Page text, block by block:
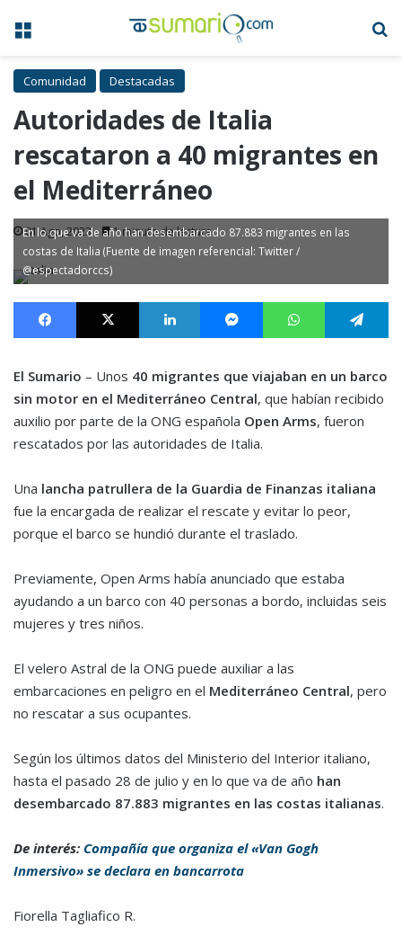
Menú
Comunidad Destacadas
Autoridades de Italia
rescataron a 40 migrantes en
el Mediterráneo
01 Ago, 2023 1 minuto de lectura
En lo que va de año han desembarcado 87.883 migrantes en las
costas de Italia (Fuente de imagen referencial: Twitter /
@espectadorccs)
Facebook X LinkedIn MessengerWhatsApp
El Sumario – Unos 40 migrantes que viajaban en un barco
sin motor en el Mediterráneo Central, que habían recibido
auxilio por parte de la ONG española Open Arms, fueron
rescatados por las autoridades de Italia.
Una lancha patrullera de la Guardia de Finanzas italiana
fue la encargada de realizar el rescate y evitar lo peor,
porque el barco se hundió durante el traslado.
Previamente, Open Arms había anunciado que estaba
ayudando a un barco con 40 personas a bordo, incluidas seis
mujeres y tres niños.
El velero Astral de la ONG puede auxiliar a las
embarcaciones en peligro en el Mediterráneo Central, pero
no rescatar a sus ocupantes.
Según los últimos datos del Ministerio del Interior italiano,
hasta el pasado 28 de julio y en lo que va de año han
desembarcado 87.883 migrantes en las costas italianas.
De interés: Compañía que organiza el «Van Gogh
Inmersivo» se declara en bancarrota
Fiorella Tagliafico R.